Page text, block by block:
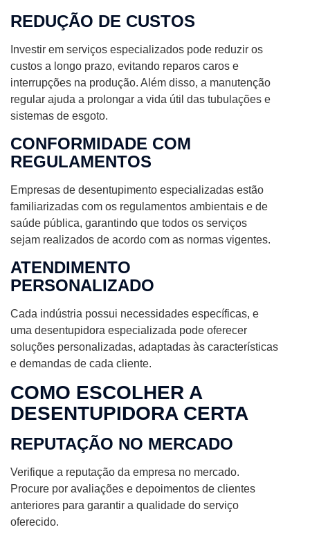
REDUÇÃO DE CUSTOS
Investir em serviços especializados pode reduzir os
custos a longo prazo, evitando reparos caros e
interrupções na produção. Além disso, a manutenção
regular ajuda a prolongar a vida útil das tubulações e
sistemas de esgoto.
CONFORMIDADE COM
REGULAMENTOS
Empresas de desentupimento especializadas estão
familiarizadas com os regulamentos ambientais e de
saúde pública, garantindo que todos os serviços
sejam realizados de acordo com as normas vigentes.
ATENDIMENTO
PERSONALIZADO
Cada indústria possui necessidades específicas, e
uma desentupidora especializada pode oferecer
soluções personalizadas, adaptadas às características
e demandas de cada cliente.
COMO ESCOLHER A
DESENTUPIDORA CERTA
REPUTAÇÃO NO MERCADO
Verifique a reputação da empresa no mercado.
Procure por avaliações e depoimentos de clientes
anteriores para garantir a qualidade do serviço
oferecido.